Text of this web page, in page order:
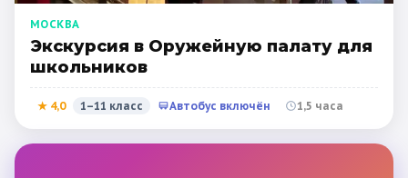
МОСКВА
Экскурсия в Оружейную палату для
школьников
★ 4,0 1–11 класс Автобус включён 1,5 часа